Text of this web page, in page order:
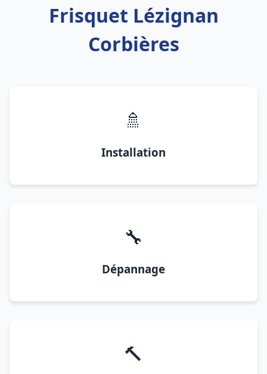
Frisquet Lézignan
Corbières
🚿
Installation
🔧
Dépannage
🔨